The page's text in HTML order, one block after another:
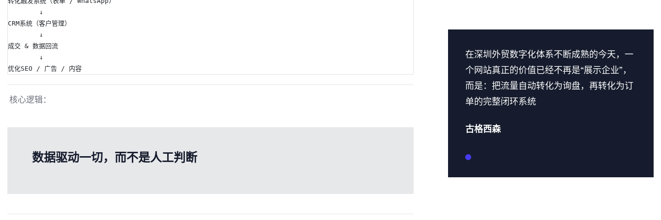
↓
CRM系统（客户管理）
↓
成交 & 数据回流
↓
优化SEO / 广告 / 内容
核心逻辑：
数据驱动一切，而不是人工判断
在深圳外贸数字化体系不断成熟的今天，一
个网站真正的价值已经不再是“展示企业”，
而是：把流量自动转化为询盘，再转化为订
单的完整闭环系统
古格西森